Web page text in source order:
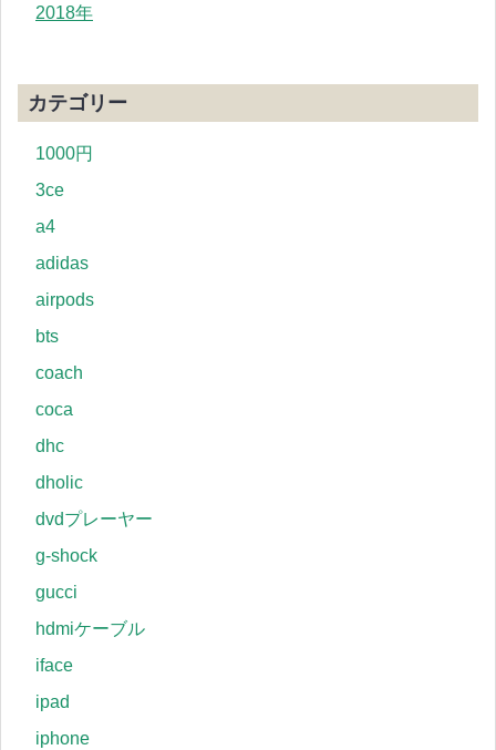
2018年
カテゴリー
1000円
3ce
a4
adidas
airpods
bts
coach
coca
dhc
dholic
dvdプレーヤー
g-shock
gucci
hdmiケーブル
iface
ipad
iphone